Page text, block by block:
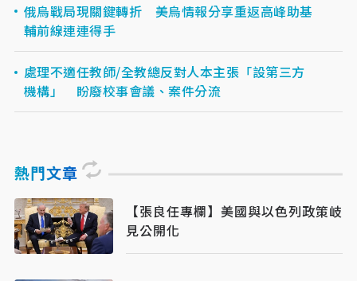
俄烏戰局現關鍵轉折 美烏情報分享重返高峰助基
輔前線連連得手
處理不適任教師/全教總反對人本主張「設第三方
機構」 盼廢校事會議、案件分流
熱門文章
【張良任專欄】美國與以色列政策岐
見公開化